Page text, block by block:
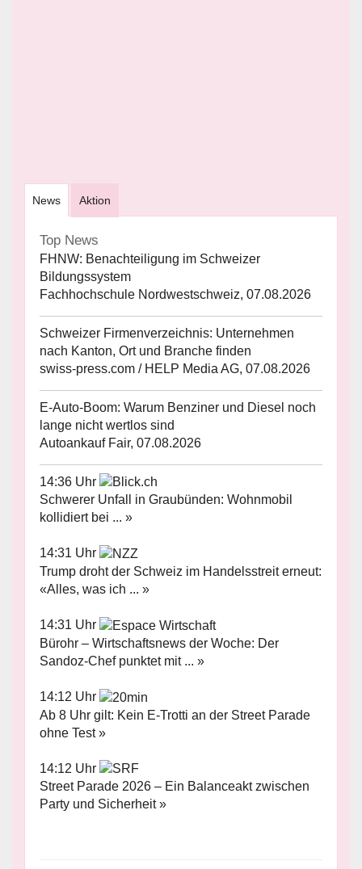
News Aktion
Top News
FHNW: Benachteiligung im Schweizer
Bildungssystem
Fachhochschule Nordwestschweiz, 07.08.2026
Schweizer Firmenverzeichnis: Unternehmen
nach Kanton, Ort und Branche finden
swiss-press.com / HELP Media AG, 07.08.2026
E-Auto-Boom: Warum Benziner und Diesel noch
lange nicht wertlos sind
Autoankauf Fair, 07.08.2026
14:36 Uhr
Schwerer Unfall in Graubünden: Wohnmobil
kollidiert bei ... »
14:31 Uhr
Trump droht der Schweiz im Handelsstreit erneut:
«Alles, was ich ... »
14:31 Uhr
Bürohr – Wirtschaftsnews der Woche: Der
Sandoz-Chef punktet mit ... »
14:12 Uhr
Ab 8 Uhr gilt: Kein E-Trotti an der Street Parade
ohne Test »
14:12 Uhr
Street Parade 2026 – Ein Balanceakt zwischen
Party und Sicherheit »